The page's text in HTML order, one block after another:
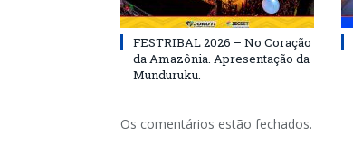
FESTRIBAL 2026 – No Coração
da Amazônia. Apresentação da
Munduruku.
Os comentários estão fechados.